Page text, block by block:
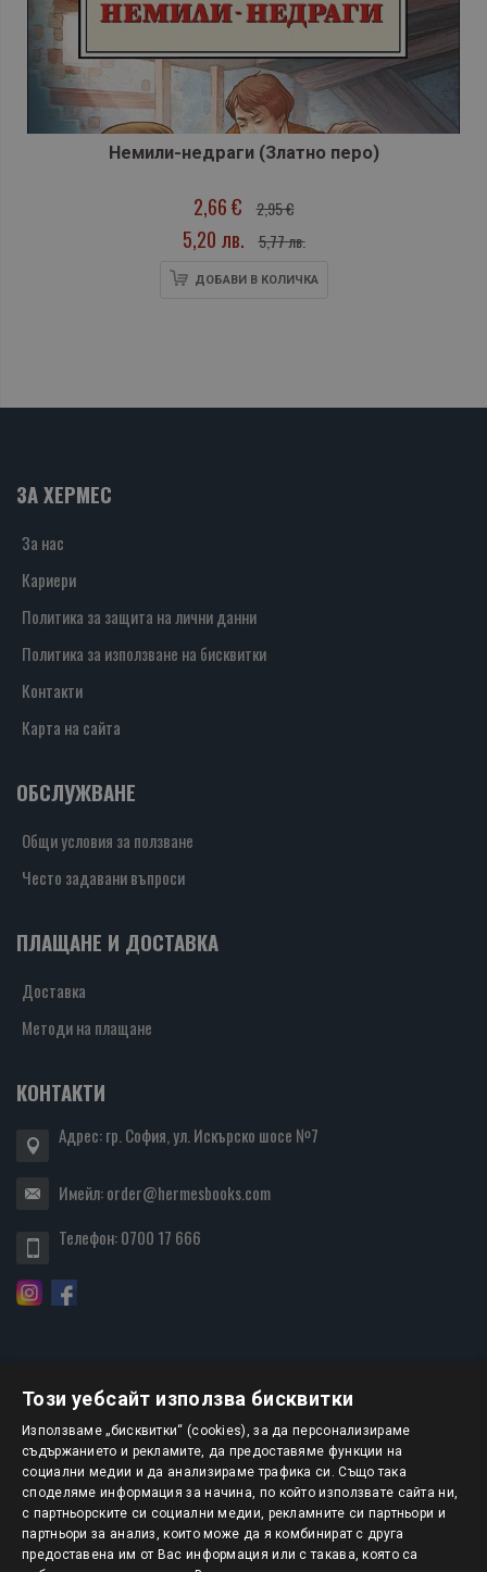
Немили-недраги (Златно перо)
2,66 € 2,95 €
5,20 лв. 5,77 лв.
ДОБАВИ В КОЛИЧКА
ЗА ХЕРМЕС
За нас
Кариери
Политика за защита на лични данни
Политика за използване на бисквитки
Контакти
Карта на сайта
ОБСЛУЖВАНЕ
Общи условия за ползване
Често задавани въпроси
ПЛАЩАНЕ И ДОСТАВКА
Доставка
Методи на плащане
КОНТАКТИ
Адрес: гр. София, ул. Искърско шосе №7
Имейл:order@hermesbooks.com
Телефон:0700 17 666
БЮЛЕТИН
АБОНИРАНЕ
Този уебсайт използва бисквитки
Използваме „бисквитки“ (cookies), за да персонализираме
съдържанието и рекламите, да предоставяме функции на
социални медии и да анализираме трафика си. Също така
споделяме информация за начина, по който използвате сайта ни,
с партньорските си социални медии, рекламните си партньори и
партньори за анализ, които може да я комбинират с друга
предоставена им от Вас информация или с такава, която са